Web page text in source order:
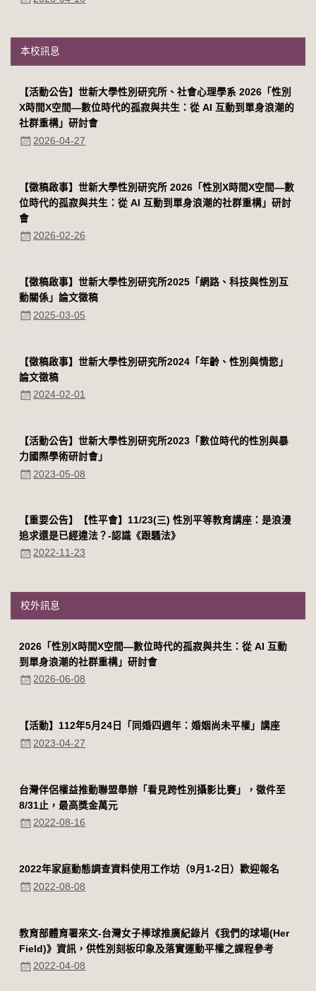
本校訊息
【活動公告】世新大學性別研究所、社會心理學系 2026「性別
Χ時間Χ空間—數位時代的孤寂與共生：從 AI 互動到單身浪潮的
社群重構」研討會
2026-04-27
【徵稿啟事】世新大學性別研究所 2026「性別Χ時間Χ空間—數
位時代的孤寂與共生：從 AI 互動到單身浪潮的社群重構」研討
會
2026-02-26
【徵稿啟事】世新大學性別研究所2025「網路、科技與性別互
動關係」論文徵稿
2025-03-05
【徵稿啟事】世新大學性別研究所2024「年齡、性別與情慾」
論文徵稿
2024-02-01
【活動公告】世新大學性別研究所2023「數位時代的性別與暴
力國際學術研討會」
2023-05-08
【重要公告】【性平會】11/23(三) 性別平等教育講座：是浪漫
追求還是已經違法？-認識《跟騷法》
2022-11-23
校外訊息
2026「性別Χ時間Χ空間—數位時代的孤寂與共生：從 AI 互動
到單身浪潮的社群重構」研討會
2026-06-08
【活動】112年5月24日「同婚四週年：婚姻尚未平權」講座
2023-04-27
台灣伴侶權益推動聯盟舉辦「看見跨性別攝影比賽」，徵件至
8/31止，最高獎金萬元
2022-08-16
2022年家庭動態調查資料使用工作坊（9月1-2日）歡迎報名
2022-08-08
教育部體育署來文-台灣女子棒球推廣紀錄片《我們的球場(Her
Field)》資訊，供性別刻板印象及落實運動平權之課程參考
2022-04-08